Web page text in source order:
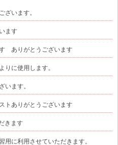
ざいます。
ます
ありがとうございます
りに使用します。
います。
トありがとうございます
きます
用に利用させていただきます。